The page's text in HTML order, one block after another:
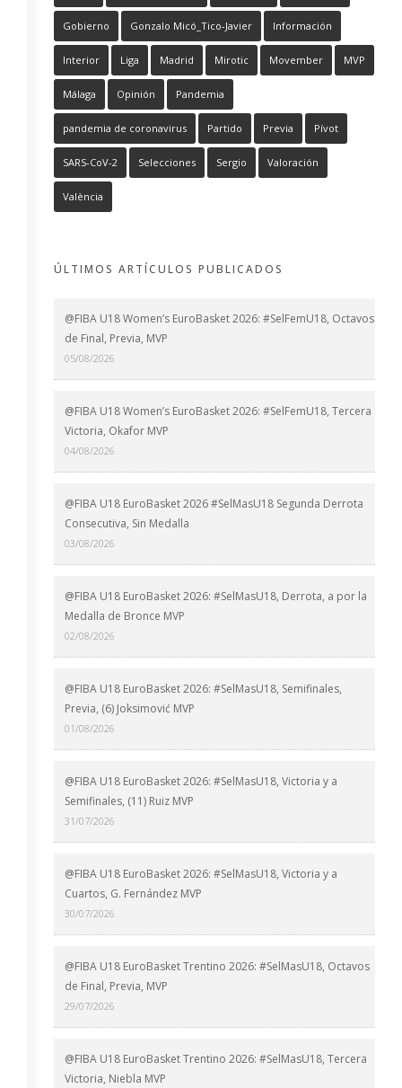
Gobierno Gonzalo Micó_Tico-Javier Información
Interior Liga Madrid Mirotic Movember MVP
Málaga Opinión Pandemia
pandemia de coronavirus Partido Previa Pívot
SARS-CoV-2 Selecciones Sergio Valoración
València
ÚLTIMOS ARTÍCULOS PUBLICADOS
@FIBA U18 Women’s EuroBasket 2026: #SelFemU18, Octavos
de Final, Previa, MVP
05/08/2026
@FIBA U18 Women’s EuroBasket 2026: #SelFemU18, Tercera
Victoria, Okafor MVP
04/08/2026
@FIBA U18 EuroBasket 2026 #SelMasU18 Segunda Derrota
Consecutiva, Sin Medalla
03/08/2026
@FIBA U18 EuroBasket 2026: #SelMasU18, Derrota, a por la
Medalla de Bronce MVP
02/08/2026
@FIBA U18 EuroBasket 2026: #SelMasU18, Semifinales,
Previa, (6) Joksimović MVP
01/08/2026
@FIBA U18 EuroBasket 2026: #SelMasU18, Victoria y a
Semifinales, (11) Ruiz MVP
31/07/2026
@FIBA U18 EuroBasket 2026: #SelMasU18, Victoria y a
Cuartos, G. Fernández MVP
30/07/2026
@FIBA U18 EuroBasket Trentino 2026: #SelMasU18, Octavos
de Final, Previa, MVP
29/07/2026
@FIBA U18 EuroBasket Trentino 2026: #SelMasU18, Tercera
Victoria, Niebla MVP